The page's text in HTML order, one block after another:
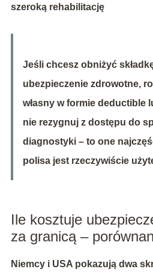
szeroką rehabilitację
Jeśli chcesz obniżyć
ubezpieczenie zdrowotne,
własny w formie deductible
nie rezygnuj z dostępu do
diagnostyki – to one
polisa jest rzeczywiście
Ile kosztuje
za granicą –
Niemcy i USA pokazują dwa